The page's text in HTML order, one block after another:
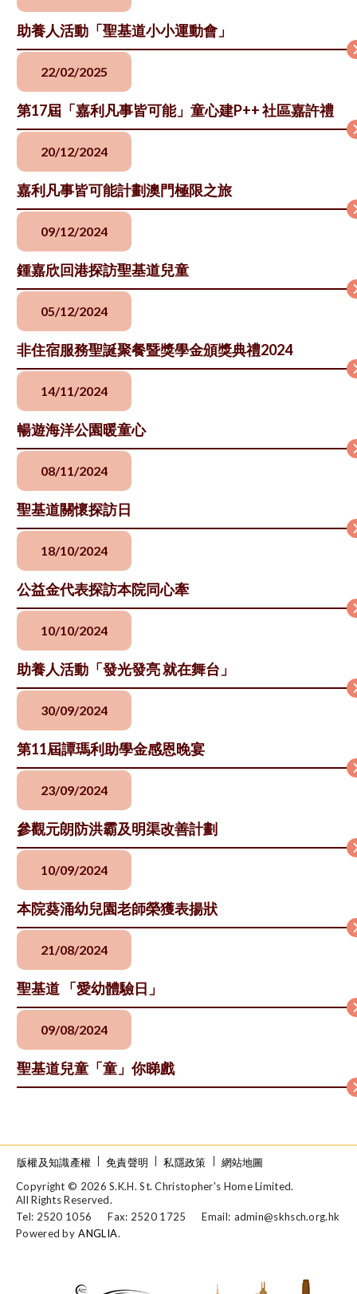
助養人活動「聖基道小小運動會」
22/02/2025
第17屆「嘉利凡事皆可能」童心建P++ 社區嘉許禮
20/12/2024
嘉利凡事皆可能計劃澳門極限之旅
09/12/2024
鍾嘉欣回港探訪聖基道兒童
05/12/2024
非住宿服務聖誕聚餐暨獎學金頒獎典禮2024
14/11/2024
暢遊海洋公園暖童心
08/11/2024
聖基道關懷探訪日
18/10/2024
公益金代表探訪本院同心牽
10/10/2024
助養人活動「發光發亮 就在舞台」
30/09/2024
第11屆譚瑪利助學金感恩晚宴
23/09/2024
參觀元朗防洪霸及明渠改善計劃
10/09/2024
本院葵涌幼兒園老師榮獲表揚狀
21/08/2024
聖基道 「愛幼體驗日」
09/08/2024
聖基道兒童「童」你睇戲
版權及知識產權 免責聲明 私隱政策
網站地圖
Copyright © 2026 S.K.H. St. Christopher's Home Limited.
All Rights Reserved.
Tel: 2520 1056
Fax: 2520 1725 Email: admin@skhsch.org.hk
Powered by ANGLIA.